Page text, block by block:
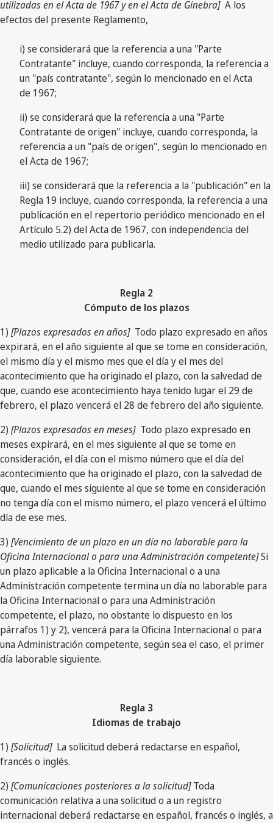
utilizadas en el Acta de 1967 y en el Acta de Ginebra]A los
efectos del presente Reglamento,
i) se considerará que la referencia a una "Parte
Contratante" incluye, cuando corresponda, la referencia a
un "país contratante", según lo mencionado en el Acta
de 1967;
ii) se considerará que la referencia a una "Parte
Contratante de origen" incluye, cuando corresponda, la
referencia a un "país de origen", según lo mencionado en
el Acta de 1967;
iii) se considerará que la referencia a la "publicación" en la
Regla 19 incluye, cuando corresponda, la referencia a una
publicación en el repertorio periódico mencionado en el
Artículo 5.2) del Acta de 1967, con independencia del
medio utilizado para publicarla.
Regla 2
Cómputo de los plazos
1) [Plazos expresados en años]Todo plazo expresado en años
expirará, en el año siguiente al que se tome en consideración,
el mismo día y el mismo mes que el día y el mes del
acontecimiento que ha originado el plazo, con la salvedad de
que, cuando ese acontecimiento haya tenido lugar el 29 de
febrero, el plazo vencerá el 28 de febrero del año siguiente.
2) [Plazos expresados en meses]Todo plazo expresado en
meses expirará, en el mes siguiente al que se tome en
consideración, el día con el mismo número que el día del
acontecimiento que ha originado el plazo, con la salvedad de
que, cuando el mes siguiente al que se tome en consideración
no tenga día con el mismo número, el plazo vencerá el último
día de ese mes.
3) [Vencimiento de un plazo en un día no laborable para la
Oficina Internacional o para una Administración competente]Si
un plazo aplicable a la Oficina Internacional o a una
Administración competente termina un día no laborable para
la Oficina Internacional o para una Administración
competente, el plazo, no obstante lo dispuesto en los
párrafos 1) y 2), vencerá para la Oficina Internacional o para
una Administración competente, según sea el caso, el primer
día laborable siguiente.
Regla 3
Idiomas de trabajo
1) [Solicitud]La solicitud deberá redactarse en español,
francés o inglés.
2) [Comunicaciones posteriores a la solicitud]Toda
comunicación relativa a una solicitud o a un registro
internacional deberá redactarse en español, francés o inglés, a